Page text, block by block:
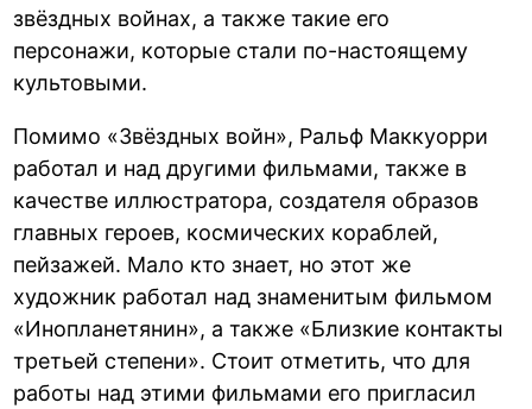
звёздных войнах, а также такие его
персонажи, которые стали по-настоящему
культовыми.
Помимо «Звёздных войн», Ральф Маккуорри
работал и над другими фильмами, также в
качестве иллюстратора, создателя образов
главных героев, космических кораблей,
пейзажей. Мало кто знает, но этот же
художник работал над знаменитым фильмом
«Инопланетянин», а также «Близкие контакты
третьей степени». Стоит отметить, что для
работы над этими фильмами его пригласил